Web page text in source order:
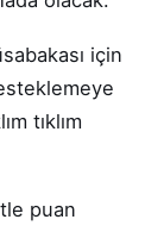
için
tıklım
puan